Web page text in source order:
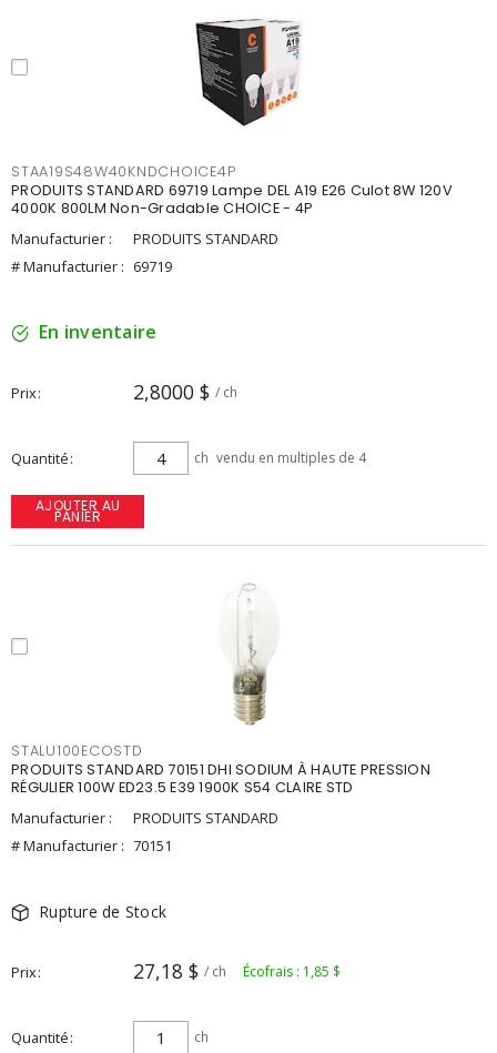
STAA19S48W40KNDCHOICE4P
PRODUITS STANDARD 69719 Lampe DEL A19 E26 Culot 8W 120V
4000K 800LM Non-Gradable CHOICE - 4P
Manufacturier :
PRODUITS STANDARD
# Manufacturier : 69719
En inventaire
Prix 2,8000 $ / ch
Quantité ch vendu en multiples de 4
AJOUTER AU
PANIER
STALU100ECOSTD
PRODUITS STANDARD 70151 DHI SODIUM À HAUTE PRESSION
RÉGULIER 100W ED23.5 E39 1900K S54 CLAIRE STD
Manufacturier :
PRODUITS STANDARD
# Manufacturier : 70151
Rupture de Stock
Prix 27,18 $ / ch Écofrais : 1,85 $
Quantité ch